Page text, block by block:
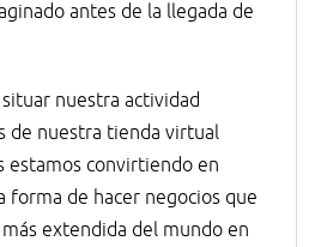
antes de la llegada de
nuestra actividad
de nuestra tienda virtual
estamos convirtiendo en
forma de hacer negocios que
extendida del mundo en